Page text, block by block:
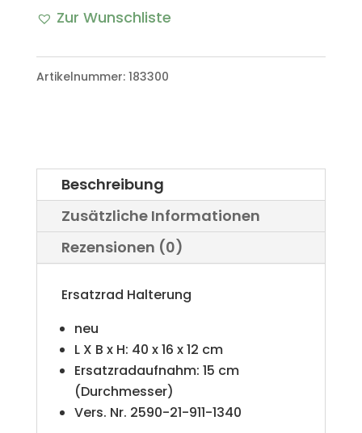
Ersatzrad
VW
Zur Wunschliste
l
r
n
Artikelnummer: 183300
Beschreibung
Zusätzliche Informationen
Rezensionen (0)
Ersatzrad Halterung
neu
L X B x H: 40 x 16 x 12 cm
Ersatzradaufnahm: 15 cm
(Durchmesser)
Vers. Nr. 2590-21-911-1340